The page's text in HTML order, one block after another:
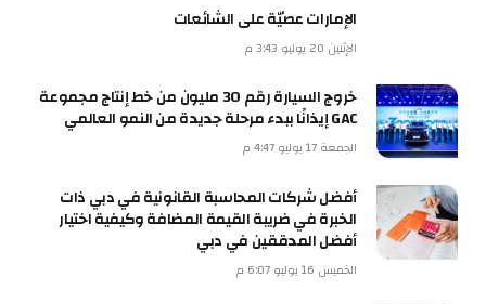
الإمارات عصيّة على الشائعات
الإثنين 20 يوليو 3:43 م
خروج السيارة رقم 30 مليون من خط إنتاج مجموعة
GAC إيذانًا ببدء مرحلة جديدة من النمو العالمي
الجمعة 17 يوليو 4:47 م
أفضل شركات المحاسبة القانونية في دبي ذات
الخبرة في ضريبة القيمة المضافة وكيفية اختيار
أفضل المدققين في دبي
الخميس 16 يوليو 6:07 م